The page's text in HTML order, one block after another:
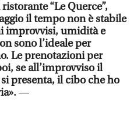
“Le Querce”,
il tempo non è stabile
improvvisi, umidità e
sono l’ideale per
Le prenotazioni per
se all’improvviso il
presenta, il cibo che ho
—